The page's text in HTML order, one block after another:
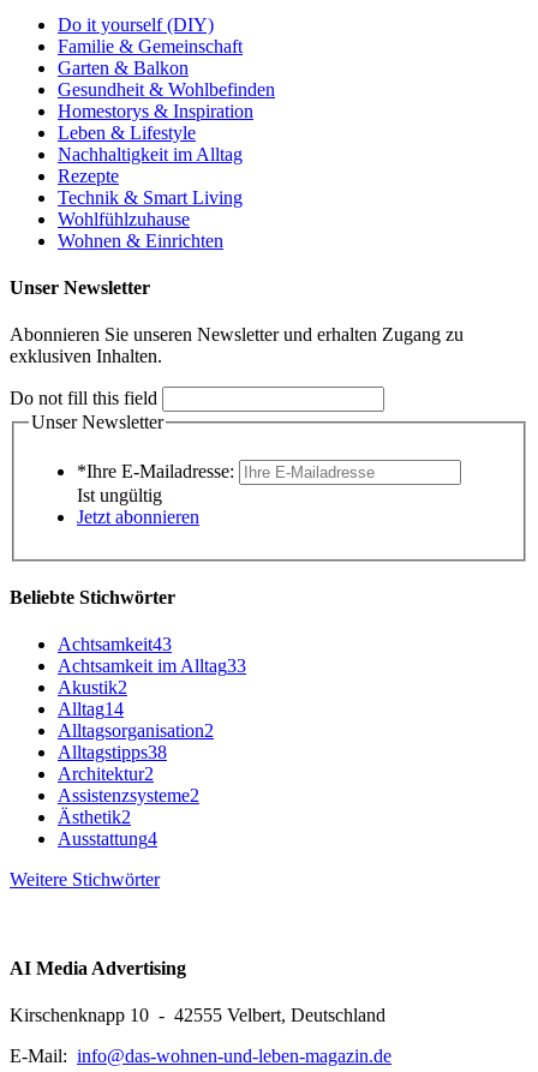
Do it yourself (DIY)
Familie & Gemeinschaft
Garten & Balkon
Gesundheit & Wohlbefinden
Homestorys & Inspiration
Leben & Lifestyle
Nachhaltigkeit im Alltag
Rezepte
Technik & Smart Living
Wohlfühlzuhause
Wohnen & Einrichten
Unser Newsletter
Abonnieren Sie unseren Newsletter und erhalten Zugang zu
exklusiven Inhalten.
Do not fill this field
Unser Newsletter
*Ihre E-Mailadresse:
Ist ungültig
Jetzt abonnieren
Beliebte Stichwörter
Achtsamkeit43
Achtsamkeit im Alltag33
Akustik2
Alltag14
Alltagsorganisation2
Alltagstipps38
Architektur2
Assistenzsysteme2
Ästhetik2
Ausstattung4
Weitere Stichwörter
AI Media Advertising
Kirschenknapp 10 - 42555 Velbert, Deutschland
E-Mail: info@das-wohnen-und-leben-magazin.de